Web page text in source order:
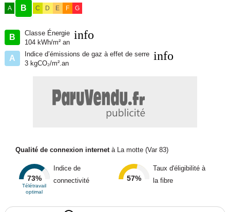
A B C D E F G
B
Classe Énergie
104 kWh/m² an
info
A
Indice d’émissions de gaz à effet de serre
3 kgCO₂/m².an
info
Qualité de connexion internetà La motte (Var 83)
73%
Télétravail
optimal
Indice de
connectivité
57%
Taux d'éligibilité à
la fibre